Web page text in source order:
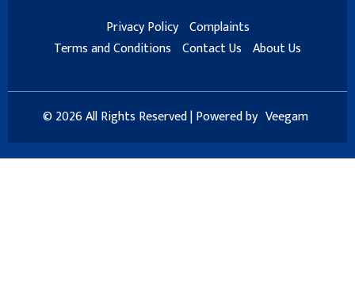
Privacy Policy Complaints
Terms and Conditions Contact Us About Us
© 2026 All Rights Reserved | Powered by Veegam